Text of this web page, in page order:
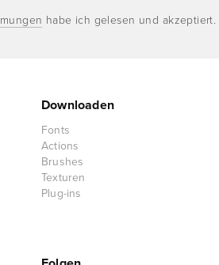
habe ich gelesen und akzeptiert.
Downloaden
Fonts
Actions
Brushes
Texturen
Plug-ins